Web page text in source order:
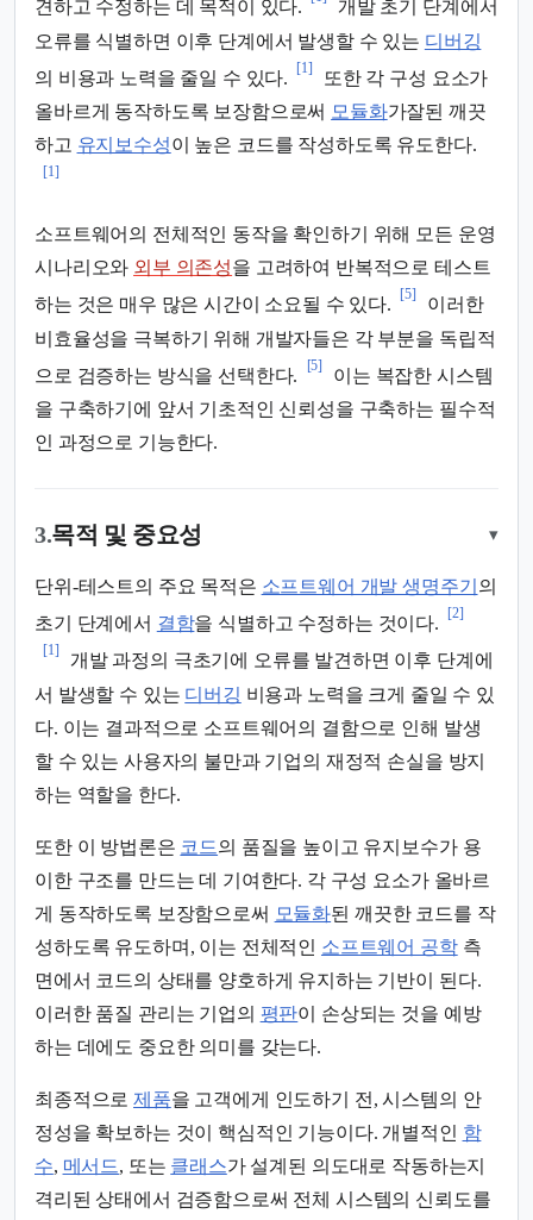
견하고 수정하는 데 목적이 있다.
개발 초기 단계에서
오류를 식별하면 이후 단계에서 발생할 수 있는 디버깅
의 비용과 노력을 줄일 수 있다.
[1]
또한 각 구성 요소가
올바르게 동작하도록 보장함으로써 모듈화가잘된 깨끗
하고 유지보수성이 높은 코드를 작성하도록 유도한다.
[1]
소프트웨어의 전체적인 동작을 확인하기 위해 모든 운영
시나리오와 외부 의존성을 고려하여 반복적으로 테스트
하는 것은 매우 많은 시간이 소요될 수 있다.
[5]
이러한
비효율성을 극복하기 위해 개발자들은 각 부분을 독립적
으로 검증하는 방식을 선택한다.
[5]
이는 복잡한 시스템
을 구축하기에 앞서 기초적인 신뢰성을 구축하는 필수적
인 과정으로 기능한다.
3.목적 및 중요성 ▾
단위-테스트의 주요 목적은 소프트웨어 개발 생명주기 의
초기 단계에서 결함을 식별하고 수정하는 것이다.
[2]
[1]
개발 과정의 극초기에 오류를 발견하면 이후 단계에
서 발생할 수 있는 디버깅 비용과 노력을 크게 줄일 수 있
다. 이는 결과적으로 소프트웨어의 결함으로 인해 발생
할 수 있는 사용자의 불만과 기업의 재정적 손실을 방지
하는 역할을 한다.
또한 이 방법론은 코드의 품질을 높이고 유지보수가 용
이한 구조를 만드는 데 기여한다. 각 구성 요소가 올바르
게 동작하도록 보장함으로써 모듈화된 깨끗한 코드를 작
성하도록 유도하며, 이는 전체적인 소프트웨어 공학측
면에서 코드의 상태를 양호하게 유지하는 기반이 된다.
이러한 품질 관리는 기업의 평판이 손상되는 것을 예방
하는 데에도 중요한 의미를 갖는다.
최종적으로제품을 고객에게 인도하기 전, 시스템의 안
정성을 확보하는 것이 핵심적인 기능이다. 개별적인 함
수, 메서드, 또는 클래스가 설계된 의도대로 작동하는지
격리된 상태에서 검증함으로써 전체 시스템의 신뢰도를